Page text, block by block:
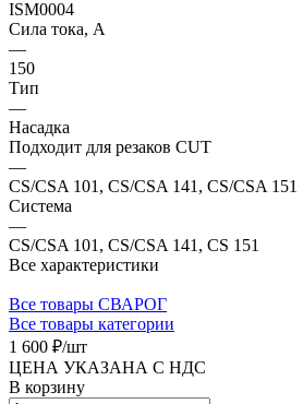
ISM0004
Сила тока, А
—
150
Тип
—
Насадка
Подходит для резаков CUT
—
CS/CSA 101, CS/CSA 141, CS/CSA 151
Система
—
CS/CSA 101, CS/CSA 141, CS 151
Все характеристики
Все товары СВАРОГ
Все товары категории
1 600 ₽/шт
ЦЕНА УКАЗАНА С НДС
В корзину